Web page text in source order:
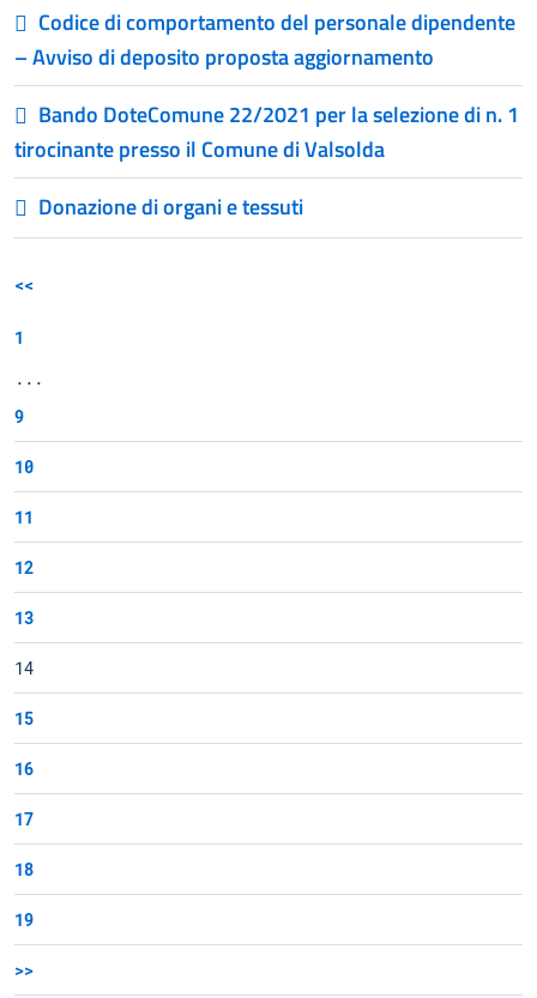
Codice di comportamento del personale dipendente
– Avviso di deposito proposta aggiornamento
Bando DoteComune 22/2021 per la selezione di n. 1
tirocinante presso il Comune di Valsolda
Donazione di organi e tessuti
<<
1
...
9
10
11
12
13
14
15
16
17
18
19
>>